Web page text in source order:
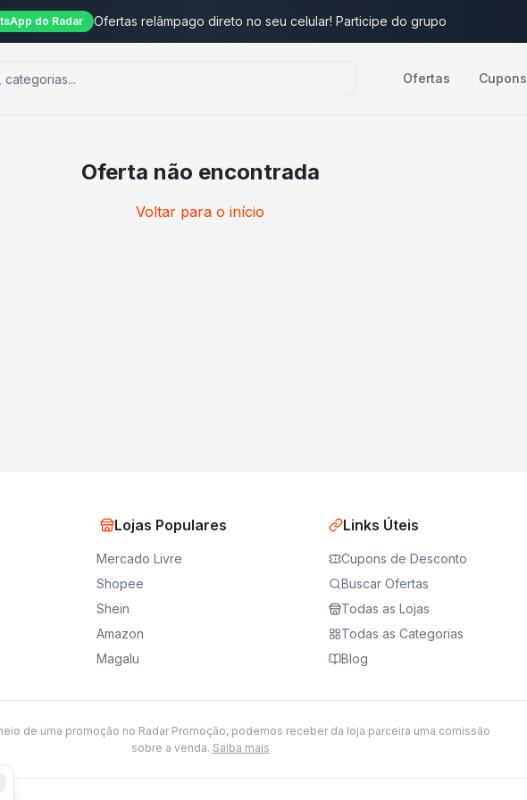
do Radar Ofertas relâmpago direto no seu celular! Participe do grupo
Ofertas Cupons
Oferta não encontrada
Voltar para o início
Lojas Populares
Mercado Livre
Shopee
Shein
Amazon
Magalu
Links Úteis
Cupons de Desconto
Buscar Ofertas
Todas as Lojas
Todas as Categorias
Blog
de uma promoção no Radar Promoção, podemos receber da loja parceira uma comissão
sobre a venda. Saiba mais